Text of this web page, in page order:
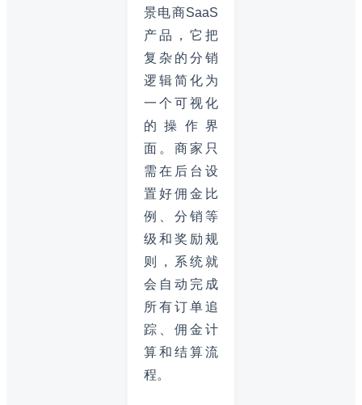
景电商SaaS
产品，它把
复杂的分销
逻辑简化为
一个可视化
的操作界
面。商家只
需在后台设
置好佣金比
例、分销等
级和奖励规
则，系统就
会自动完成
所有订单追
踪、佣金计
算和结算流
程。